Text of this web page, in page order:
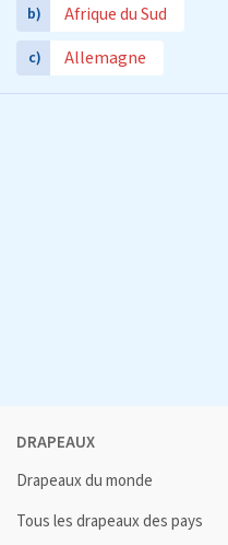
b) Afrique du Sud
c) Allemagne
DRAPEAUX
Drapeaux du monde
Tous les drapeaux des pays